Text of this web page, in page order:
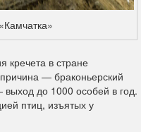
кречета в стране
— браконьерский
до 1000 особей в год.
птиц, изъятых у